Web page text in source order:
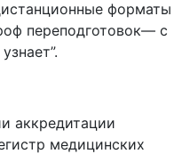
форматы
переподготовок— с
аккредитации
медицинских